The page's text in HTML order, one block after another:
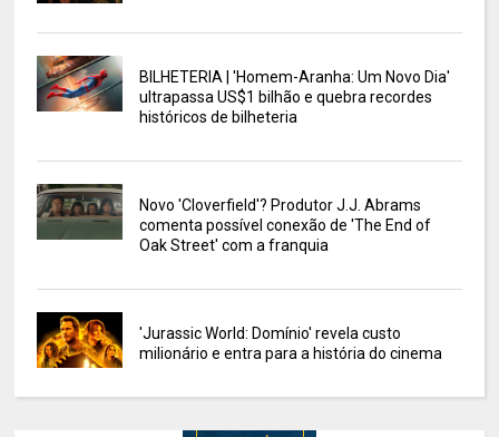
BILHETERIA | 'Homem-Aranha: Um Novo Dia'
ultrapassa US$1 bilhão e quebra recordes
históricos de bilheteria
Novo 'Cloverfield'? Produtor J.J. Abrams
comenta possível conexão de 'The End of
Oak Street' com a franquia
'Jurassic World: Domínio' revela custo
milionário e entra para a história do cinema